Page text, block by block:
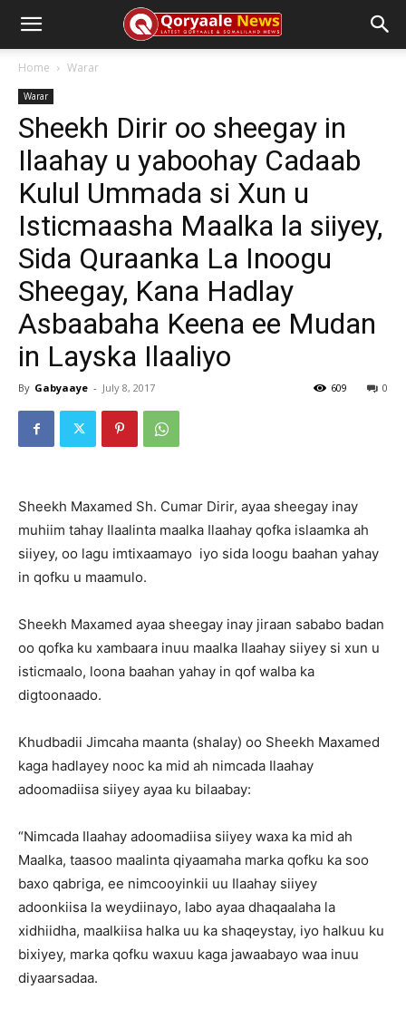
Home Warar
Warar
Sheekh Dirir oo sheegay in
Ilaahay u yaboohay Cadaab
Kulul Ummada si Xun u
Isticmaasha Maalka la siiyey,
Sida Quraanka La Inoogu
Sheegay, Kana Hadlay
Asbaabaha Keena ee Mudan
in Layska Ilaaliyo
By Gabyaaye - July 8, 2017 0
609
Sheekh Maxamed Sh. Cumar Dirir, ayaa sheegay inay
muhiim tahay Ilaalinta maalka Ilaahay qofka islaamka ah
siiyey, oo lagu imtixaamayo iyo sida loogu baahan yahay
in qofku u maamulo.
Sheekh Maxamed ayaa sheegay inay jiraan sababo badan
oo qofka ku xambaara inuu maalka Ilaahay siiyey si xun u
isticmaalo, loona baahan yahay in qof walba ka
digtoonaado.
Khudbadii Jimcaha maanta (shalay) oo Sheekh Maxamed
kaga hadlayey nooc ka mid ah nimcada Ilaahay
adoomadiisa siiyey ayaa ku bilaabay:
“Nimcada Ilaahay adoomadiisa siiyey waxa ka mid ah
Maalka, taasoo maalinta qiyaamaha marka qofku ka soo
baxo qabriga, ee nimcooyinkii uu Ilaahay siiyey
adoonkiisa la weydiinayo, labo ayaa dhaqaalaha la
xidhiidha, maalkiisa halka uu ka shaqeystay, iyo halkuu ku
bixiyey, marka qofku waxuu kaga jawaabayo waa inuu
diyaarsadaa.